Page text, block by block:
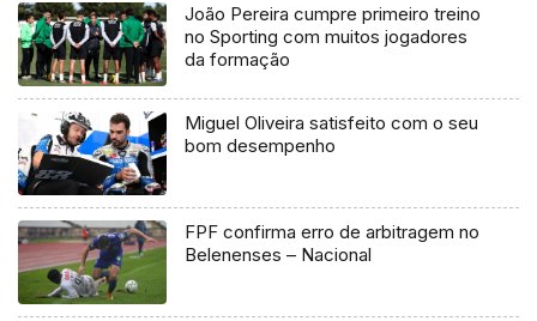
João Pereira cumpre primeiro treino
no Sporting com muitos jogadores
da formação
Miguel Oliveira satisfeito com o seu
bom desempenho
FPF confirma erro de arbitragem no
Belenenses – Nacional